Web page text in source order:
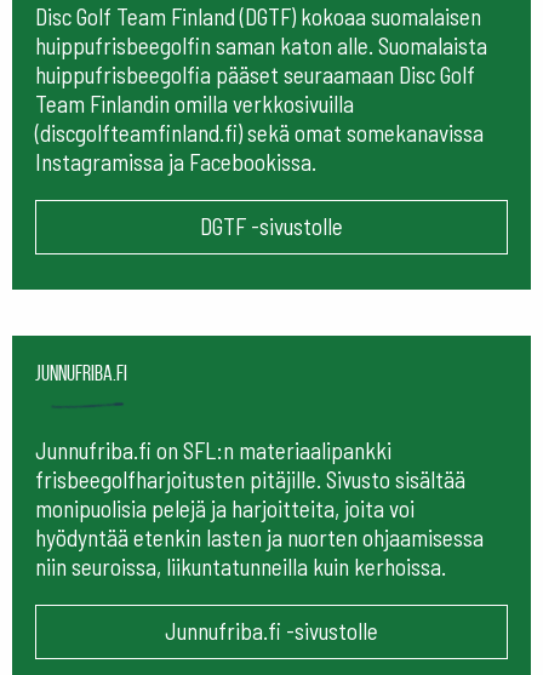
Disc Golf Team Finland (DGTF) kokoaa suomalaisen
huippufrisbeegolfin saman katon alle. Suomalaista
huippufrisbeegolfia pääset seuraamaan Disc Golf
Team Finlandin omilla verkkosivuilla
(discgolfteamfinland.fi) sekä omat somekanavissa
Instagramissa ja Facebookissa.
DGTF -sivustolle
Junnufriba.fi
Junnufriba.fi on SFL:n materiaalipankki
frisbeegolfharjoitusten pitäjille. Sivusto sisältää
monipuolisia pelejä ja harjoitteita, joita voi
hyödyntää etenkin lasten ja nuorten ohjaamisessa
niin seuroissa, liikuntatunneilla kuin kerhoissa.
Junnufriba.fi -sivustolle